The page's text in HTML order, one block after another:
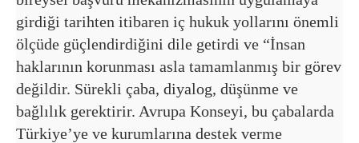
girdiği tarihten itibaren iç hukuk yollarını önemli
ölçüde güçlendirdiğini dile getirdi ve “İnsan
haklarının korunması asla tamamlanmış bir görev
değildir. Sürekli çaba, diyalog, düşünme ve
bağlılık gerektirir. Avrupa Konseyi, bu çabalarda
Türkiye’ye ve kurumlarına destek verme